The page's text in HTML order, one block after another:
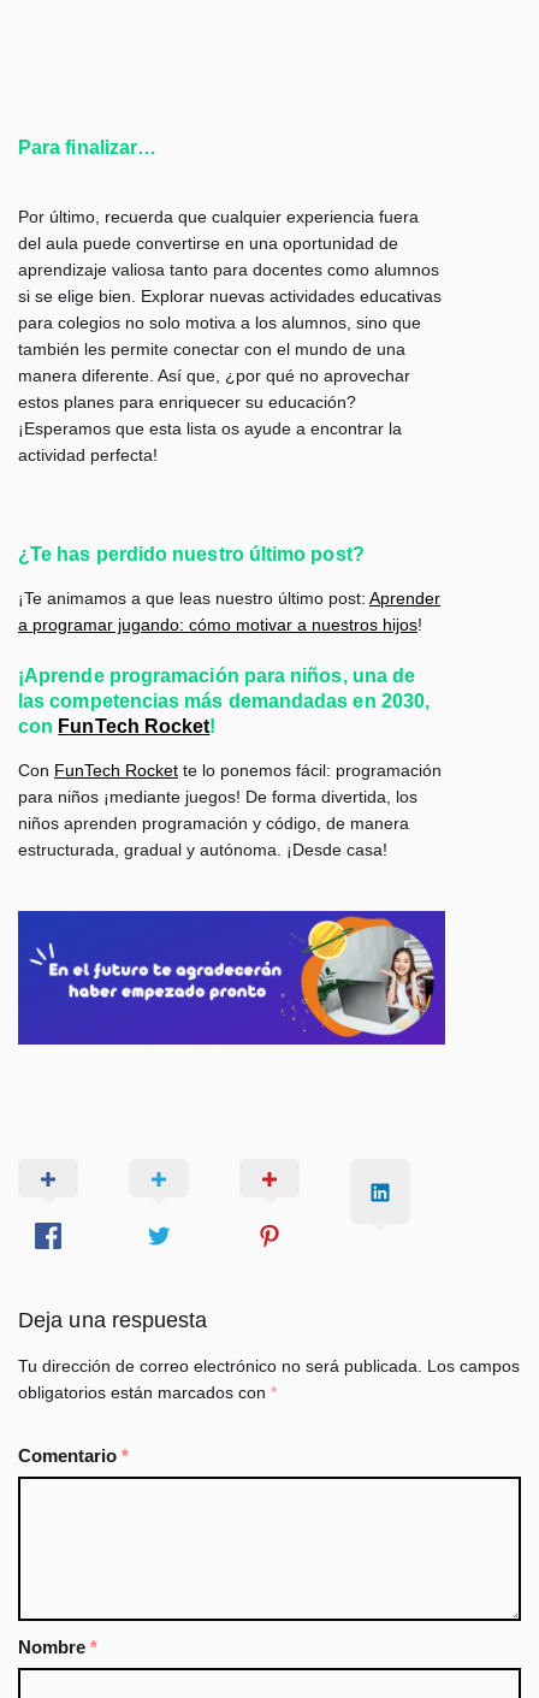
Para finalizar…
Por último, recuerda que cualquier experiencia fuera
del aula puede convertirse en una oportunidad de
aprendizaje valiosa tanto para docentes como alumnos
si se elige bien. Explorar nuevas actividades educativas
para colegios no solo motiva a los alumnos, sino que
también les permite conectar con el mundo de una
manera diferente. Así que, ¿por qué no aprovechar
estos planes para enriquecer su educación?
¡Esperamos que esta lista os ayude a encontrar la
actividad perfecta!
¿Te has perdido nuestro último post?
¡Te animamos a que leas nuestro último post: Aprender
a programar jugando: cómo motivar a nuestros hijos!
¡Aprende programación para niños, una de
las competencias más demandadas en 2030,
con FunTech Rocket!
Con FunTech Rocket te lo ponemos fácil: programación
para niños ¡mediante juegos! De forma divertida, los
niños aprenden programación y código, de manera
estructurada, gradual y autónoma. ¡Desde casa!
Deja una respuesta
Tu dirección de correo electrónico no será publicada.
Los campos
obligatorios están marcados con *
Comentario *
Nombre *